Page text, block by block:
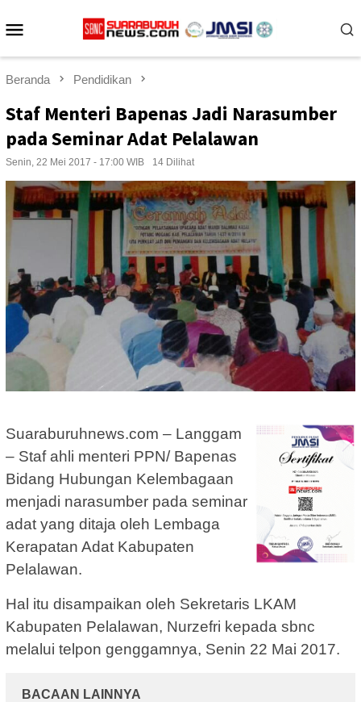
ke
Beranda Pendidikan
Staf Menteri Bapenas Jadi Narasumber
pada Seminar Adat Pelalawan
Senin, 22 Mei 2017 - 17:00 WIB 14 Dilihat
Suaraburuhnews.com – Langgam
– Staf ahli menteri PPN/ Bapenas
Bidang Hubungan Kelembagaan
menjadi narasumber pada seminar
adat yang ditaja oleh Lembaga
Kerapatan Adat Kabupaten
Pelalawan.
Hal itu disampaikan oleh Sekretaris LKAM
Kabupaten Pelalawan, Nurzefri kepada sbnc
melalui telpon genggamnya, Senin 22 Mai 2017.
BACAAN LAINNYA